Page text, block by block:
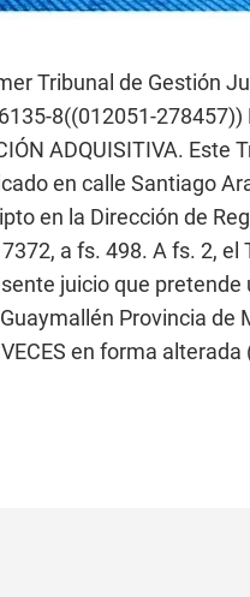
Tribunal de Gestión
8((012051-278457))
ADQUISITIVA.
en calle Santiago
en la Dirección de
a fs. 498. A fs. 2,
juicio que
Provincia de
en forma